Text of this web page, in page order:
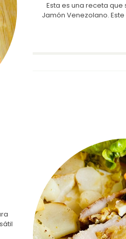
Esta es una receta que
Jamón Venezolano.